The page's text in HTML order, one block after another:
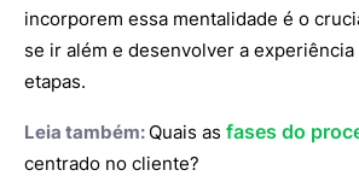
incorporem essa mentalidade é o
se ir além e desenvolver a
etapas.
Leia também: Quais as fases do
centrado no cliente?